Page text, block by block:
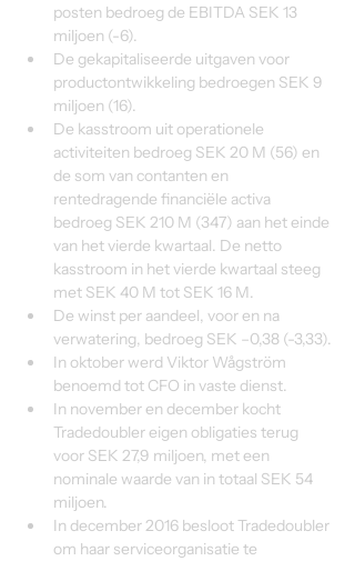
posten bedroeg de EBITDA SEK 13
miljoen (-6).
De gekapitaliseerde uitgaven voor
productontwikkeling bedroegen SEK 9
miljoen (16).
De kasstroom uit operationele
activiteiten bedroeg SEK 20 M (56) en
de som van contanten en
rentedragende financiële activa
bedroeg SEK 210 M (347) aan het einde
van het vierde kwartaal. De netto
kasstroom in het vierde kwartaal steeg
met SEK 40 M tot SEK 16 M.
De winst per aandeel, voor en na
verwatering, bedroeg SEK –0,38 (-3,33).
In oktober werd Viktor Wågström
benoemd tot CFO in vaste dienst.
In november en december kocht
Tradedoubler eigen obligaties terug
voor SEK 27,9 miljoen, met een
nominale waarde van in totaal SEK 54
miljoen.
In december 2016 besloot Tradedoubler
om haar serviceorganisatie te